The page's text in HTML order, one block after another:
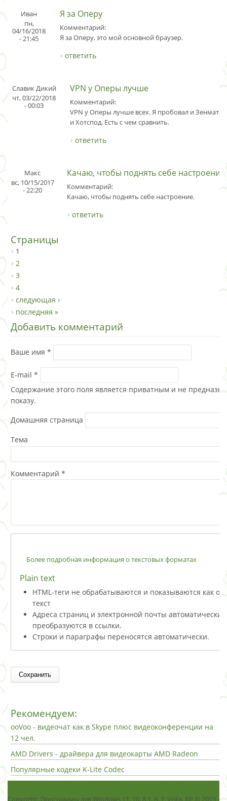
Иван
пн,
04/16/2018
- 21:45
Я за Оперу
Комментарий:
Я за Оперу, это мой основной браузер.
ответить
Славик Дикий
чт, 03/22/2018
- 00:03
VPN у Оперы лучше
Комментарий:
VPN у Оперы лучше всех. Я пробовал и Зенмате,
и Хотспод. Есть с чем сравнить.
ответить
Макс
вс, 10/15/2017
- 22:20
Качаю, чтобы поднять себе настроение.
Комментарий:
Качаю, чтобы поднять себе настроение.
ответить
Страницы
1
2
3
4
следующая ›
последняя »
Добавить комментарий
Ваше имя *
E-mail *
Содержание этого поля является приватным и не
показу.
Домашняя страница
Тема
Комментарий *
Более подробная информация о текстовых форматах
Plain text
HTML-теги не обрабатываются и показываются как
текст
Адреса страниц и электронной почты автоматически
преобразуются в ссылки.
Строки и параграфы переносятся автоматически.
Рекомендуем:
ooVoo - видеочат как в Skype плюс видеоконференции на
12 чел.
AMD Drivers - драйвера для видеокарты AMD Radeon
Популярные кодеки K-Lite Codec
Copyright: Программы для Windows 11, 10, 8.1, 8, 7, Vista, ХР © 2013 -